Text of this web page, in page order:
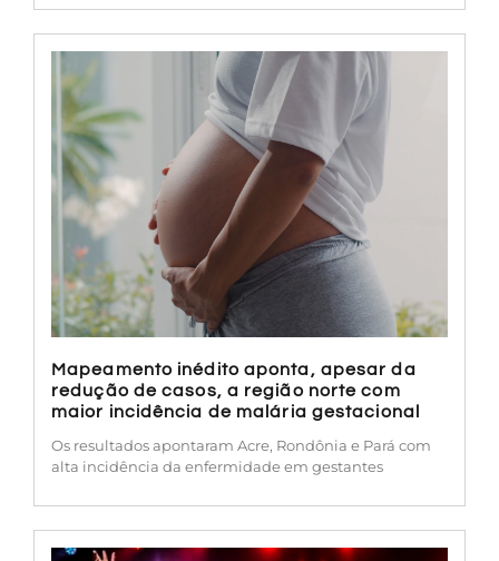
Mapeamento inédito aponta, apesar da
redução de casos, a região norte com
maior incidência de malária gestacional
Os resultados apontaram Acre, Rondônia e Pará com
alta incidência da enfermidade em gestantes